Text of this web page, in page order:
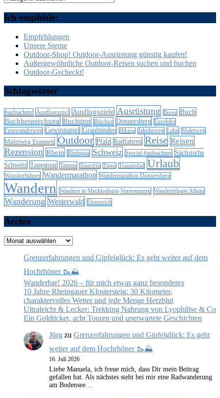
Ich empfehle:
Empfehlungen
Unsere Sterne
Outdoor-Shop! Outdoor-Ausrüstung günstig kaufen!
Außergewöhnliche Outdoor-Reisen suchen und buchen
Outdoor-Gecheckt!
Schlagwörter
#aufnachmv Ausflugsziel Ausflugsziele Ausrüstung Berge Buch
Buchbesprechung Buchtipp Bücher Donnersberg Eurohike
Fernwanderweg Gewinnspiel Graubünden Hiking Jakobsweg Lahn Malerweg
Malerweg Etappen Outdoor Pfalz Radfahren Reise Reisen
Rezension Rhein Rheingau Schweiz Special #aufnachmv Sächsische
Schweiz Tagestour Taunus Teneriffa Tipps Traumpfad Urlaub
Wanderführer Wandermarathon Wandermarathon Donnersberg
Wandern Wandern in Mecklenburg-Vorpommern Wandertrilogie Allgäu
Wanderung Westerwald Österreich
Archiv
Archiv
Grenzerfahrungen und Gipfelglück: Es geht weiter auf dem
Hochrhöner 🥾⛰️
Wanderbar! 2026 – für mich etwas ganz besonderes
10 Jahre Rheingauer Klostersteig: 30 Kilometer,
charaktervolles Wetter und jede Menge Herzblut
Ultraleicht & Lecker: Trekking Nahrung von Lyophilise & Co
Ein Goldticket, acht Touren und unerwartete Geschichten
Jörg zu Grenzerfahrungen und Gipfelglück: Es geht
weiter auf dem Hochrhöner 🥾⛰️
16. Juli 2026
Liebe Manuela, ich freue mich, dass Dir mein Beitrag
gefallen hat. Als nächstes steht bei mir eine Radwanderung
am Bodensee…